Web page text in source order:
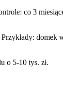
co 3
o 5-10 tys. zł.